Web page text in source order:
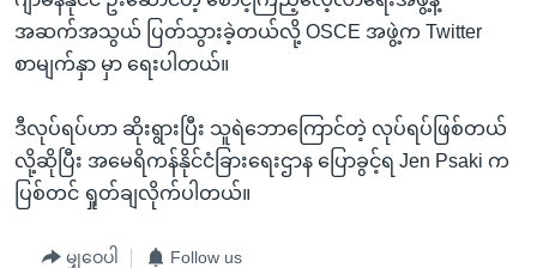
အဆက်အသွယ် ပြတ်သွားခဲ့တယ်လို့ OSCE အဖွဲ့က Twitter
စာမျက်နှာ မှာ ရေးပါတယ်။
ဒီလုပ်ရပ်ဟာ ဆိုးရွားပြီး သူရဲဘောကြောင်တဲ့ လုပ်ရပ်ဖြစ်တယ်
လို့ဆိုပြီး အမေရိကန်နိုင်ငံခြားရေးဌာန ပြောခွင့်ရ Jen Psaki က
ပြစ်တင် ရှုတ်ချလိုက်ပါတယ်။
မျှဝေပါ Follow us